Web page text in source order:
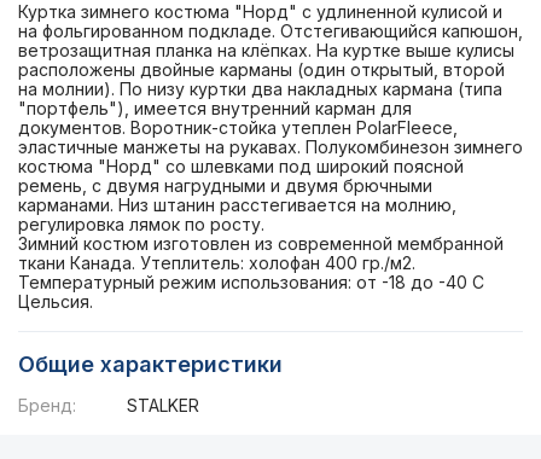
Куртка зимнего костюма "Норд" с удлиненной кулисой и
на фольгированном подкладе. Отстегивающийся капюшон,
ветрозащитная планка на клёпках. На куртке выше кулисы
расположены двойные карманы (один открытый, второй
на молнии). По низу куртки два накладных кармана (типа
"портфель"), имеется внутренний карман для
документов. Воротник-стойка утеплен PolarFleece,
эластичные манжеты на рукавах. Полукомбинезон зимнего
костюма "Норд" со шлевками под широкий поясной
ремень, с двумя нагрудными и двумя брючными
карманами. Низ штанин расстегивается на молнию,
регулировка лямок по росту.
Зимний костюм изготовлен из современной мембранной
ткани Канада. Утеплитель: холофан 400 гр./м2.
Температурный режим использования: от -18 до -40 С
Цельсия.
Общие характеристики
Бренд: STALKER